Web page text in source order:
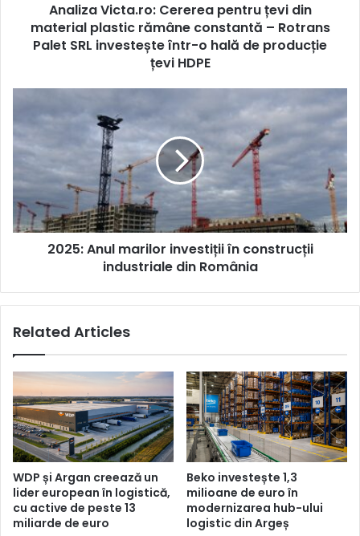
constantă
Rotrans
investește
o
hală
producție
HDPE
Analiza Victa.ro: Cererea pentru țevi din
material plastic rămâne constantă – Rotrans
Palet SRL investește într-o hală de producție
țevi HDPE
marilor
construcții
industriale
din
România
2025: Anul marilor investiții în construcții
industriale din România
Related Articles
WDP și Argan creează un
lider european în logistică,
cu active de peste 13
miliarde de euro
Beko investește 1,3
milioane de euro în
modernizarea hub-ului
logistic din Argeș